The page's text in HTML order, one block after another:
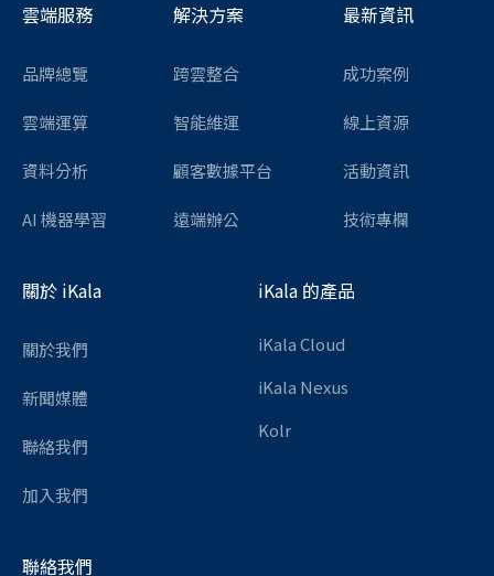
雲端服務
品牌總覽
雲端運算
資料分析
AI 機器學習
解決方案
跨雲整合
智能維運
顧客數據平台
遠端辦公
最新資訊
成功案例
線上資源
活動資訊
技術專欄
關於 iKala
關於我們
新聞媒體
聯絡我們
加入我們
iKala 的產品
iKala Cloud
iKala Nexus
Kolr
聯絡我們